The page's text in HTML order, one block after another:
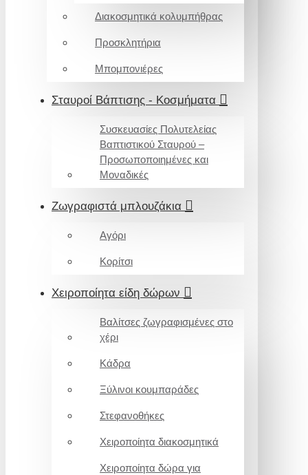
Διακοσμητικά κολυμπήθρας
Προσκλητήρια
Μπομπονιέρες
Σταυροί Βάπτισης - Κοσμήματα
Συσκευασίες Πολυτελείας
Βαπτιστικού Σταυρού –
Προσωποποιημένες και
Μοναδικές
Ζωγραφιστά μπλουζάκια
Αγόρι
Κορίτσι
Χειροποίητα είδη δώρων
Βαλίτσες ζωγραφισμένες στο
χέρι
Κάδρα
Ξύλινοι κουμπαράδες
Στεφανοθήκες
Χειροποίητα διακοσμητικά
Χειροποίητα δώρα για